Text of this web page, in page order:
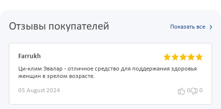
Отзывы покупателей Показать все
Farrukh
Ци-клим Эвалар - отличное средство для поддержания здоровья
женщин в зрелом возрасте.
05 August 2024 0 0